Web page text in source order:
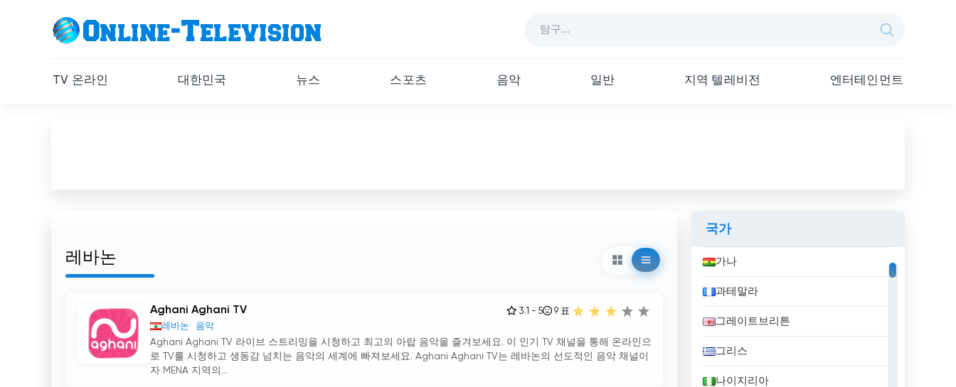
TV 온라인 대한민국 뉴스 스포츠 음악 일반 지역 텔레비전 엔터테인먼트
레바논
Aghani Aghani TV
레바논 음악
3.1 - 5 9 표
Aghani Aghani TV 라이브 스트리밍을 시청하고 최고의 아랍 음악을 즐겨보세요. 이 인기 TV 채널을 통해 온라인으
로 TV를 시청하고 생동감 넘치는 음악의 세계에 빠져보세요. Aghani Aghani TV는 레바논의 선도적인 음악 채널이
자 MENA 지역의...
국가
가나
과테말라
그레이트브리튼
그리스
나이지리아